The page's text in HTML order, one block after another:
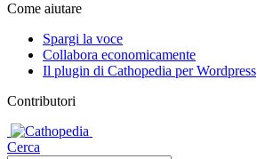
Come aiutare
Spargi la voce
Collabora economicamente
Il plugin di Cathopedia per Wordpress
Contributori
Cerca